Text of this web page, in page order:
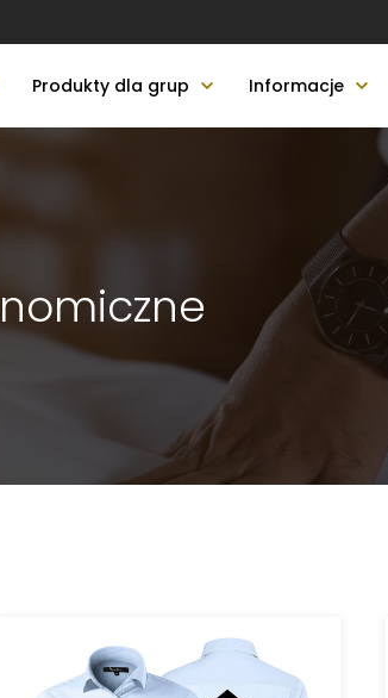
Produkty dla grup Informacje